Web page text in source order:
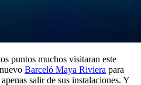
puntos muchos visitaran este
Barceló Maya Riviera para
salir de sus instalaciones. Y